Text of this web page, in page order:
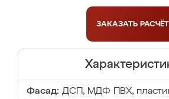
ЗАКАЗАТЬ РАСЧЁТ
Фасад: ДСП, МДФ ПВХ, пластик